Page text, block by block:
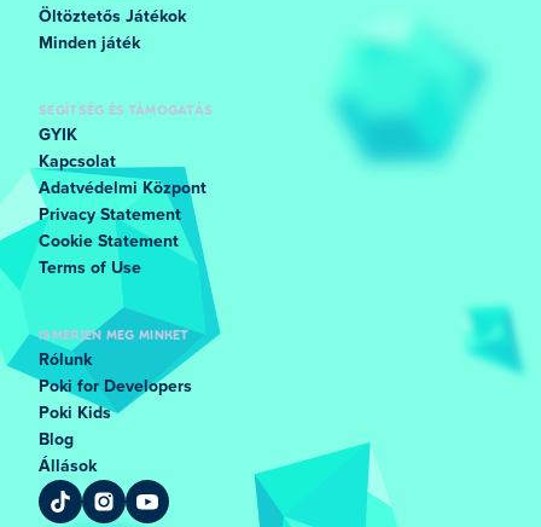
Öltöztetős Játékok
Minden játék
SEGÍTSÉG ÉS TÁMOGATÁS
GYIK
Kapcsolat
Adatvédelmi Központ
Privacy Statement
Cookie Statement
Terms of Use
ISMERJEN MEG MINKET
Rólunk
Poki for Developers
Poki Kids
Blog
Állások